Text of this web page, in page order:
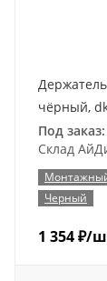
чёрный,
Под заказ:
Склад
Монтажный
Черный
1 354₽/